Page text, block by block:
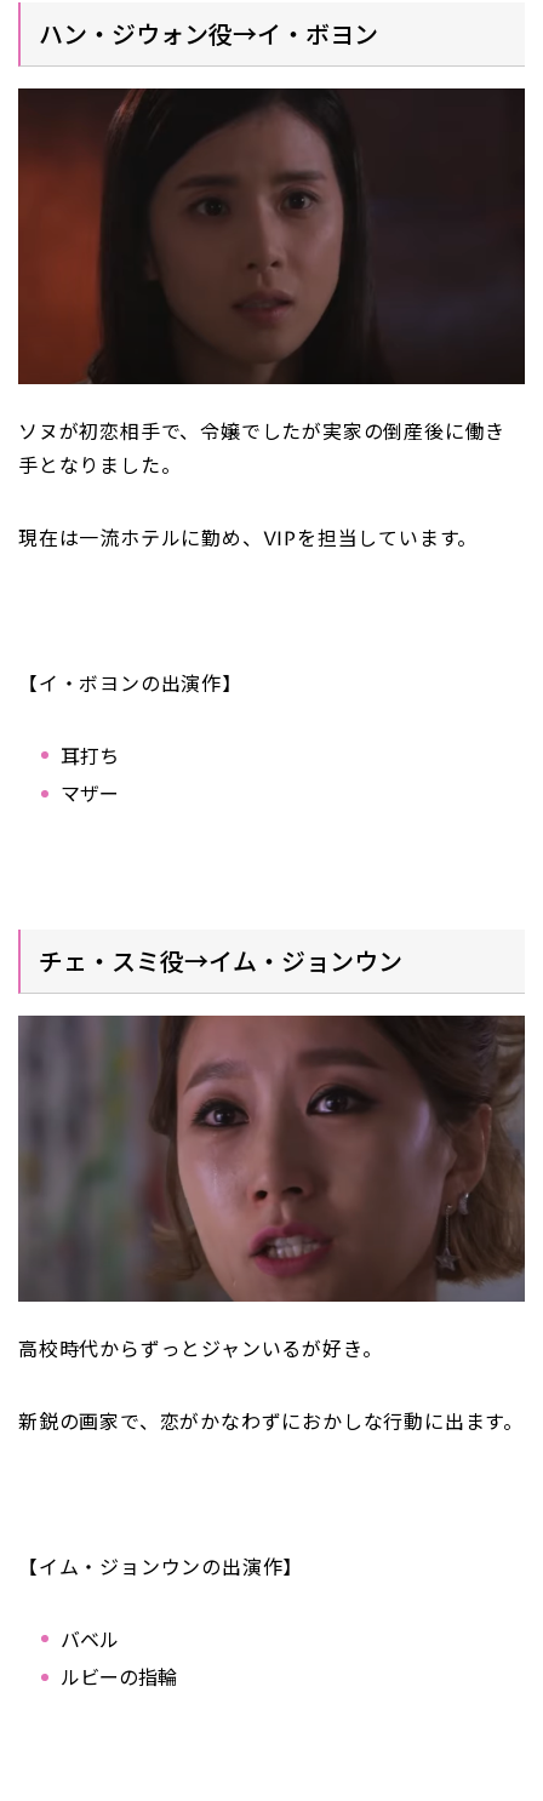
ハン・ジウォン役→イ・ボヨン
ソヌが初恋相手で、令嬢でしたが実家の倒産後に働き
手となりました。
現在は一流ホテルに勤め、VIPを担当しています。
【イ・ボヨンの出演作】
耳打ち
マザー
チェ・スミ役→イム・ジョンウン
高校時代からずっとジャンいるが好き。
新鋭の画家で、恋がかなわずにおかしな行動に出ます。
【イム・ジョンウンの出演作】
バベル
ルビーの指輪